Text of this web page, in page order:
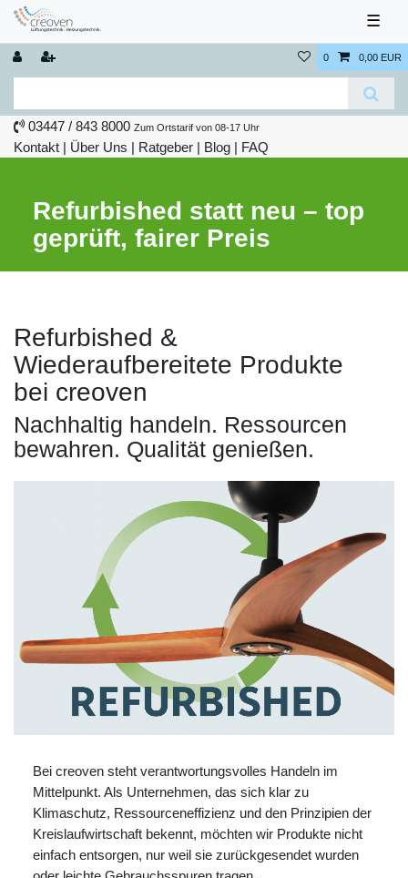
☰
0 0,00 EUR
03447 / 843 8000 Zum Ortstarif von 08-17 Uhr
Kontakt | Über Uns | Ratgeber | Blog | FAQ
Refurbished statt neu – top
geprüft, fairer Preis
Refurbished &
Wiederaufbereitete Produkte
bei creoven
Nachhaltig handeln. Ressourcen
bewahren. Qualität genießen.
Bei creoven steht verantwortungsvolles Handeln im
Mittelpunkt. Als Unternehmen, das sich klar zu
Klimaschutz, Ressourceneffizienz und den Prinzipien der
Kreislaufwirtschaft bekennt, möchten wir Produkte nicht
einfach entsorgen, nur weil sie zurückgesendet wurden